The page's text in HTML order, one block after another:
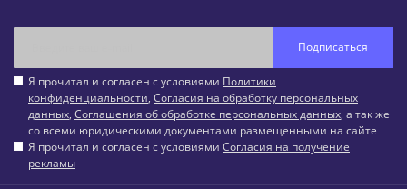
Подписаться
Я прочитал и согласен с условиями Политики
конфиденциальности, Согласия на обработку персональных
данных, Соглашения об обработке персональных данных, а так же
со всеми юридическими документами размещенными на сайте
Я прочитал и согласен с условиями Согласия на получение
рекламы